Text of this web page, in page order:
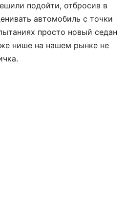
подойти, отбросив в
автомобиль с точки
просто новый седан
нише на нашем рынке не